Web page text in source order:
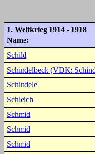
1. Weltkrieg 1914 -
Name:
Schild
Schindelbeck (VDK:
Schindele
Schleich
Schmid
Schmid
Schmid